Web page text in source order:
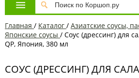
Главная / Каталог / Азиатские соусы,
Японские соусы / Соус (дрессинг) для
QP, Япония, 380 мл
СОУС (ДРЕССИНГ) ДЛЯ